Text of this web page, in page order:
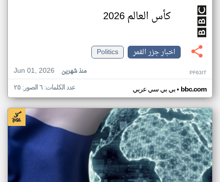
كأس العالم 2026
اخبار جزر القمر
Politics
Jun 01, 2026
منذ شهرين PF63IT
بي بي سي عربي• bbc.com عدد الكلمات: ٦ الصور: ٢٥